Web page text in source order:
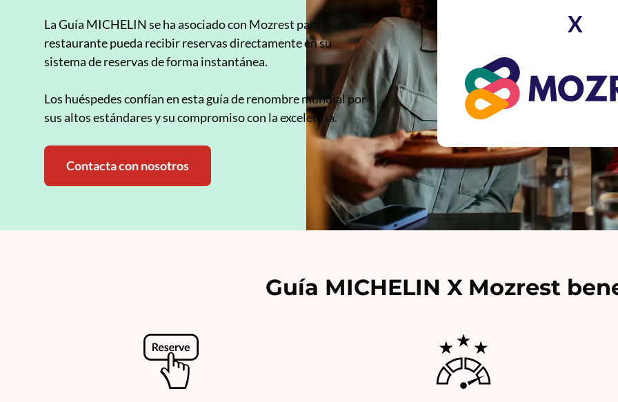
La Guía MICHELIN se ha asociado con Mozrest para que su
restaurante pueda recibir reservas directamente en su
sistema de reservas de forma instantánea.
Los huéspedes confían en esta guía de renombre mundial por
sus altos estándares y su compromiso con la excelencia.
Contacta con nosotros
X
Guía MICHELIN X Mozrest